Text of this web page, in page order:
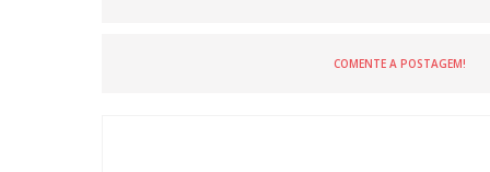
COMENTE A POSTAGEM!